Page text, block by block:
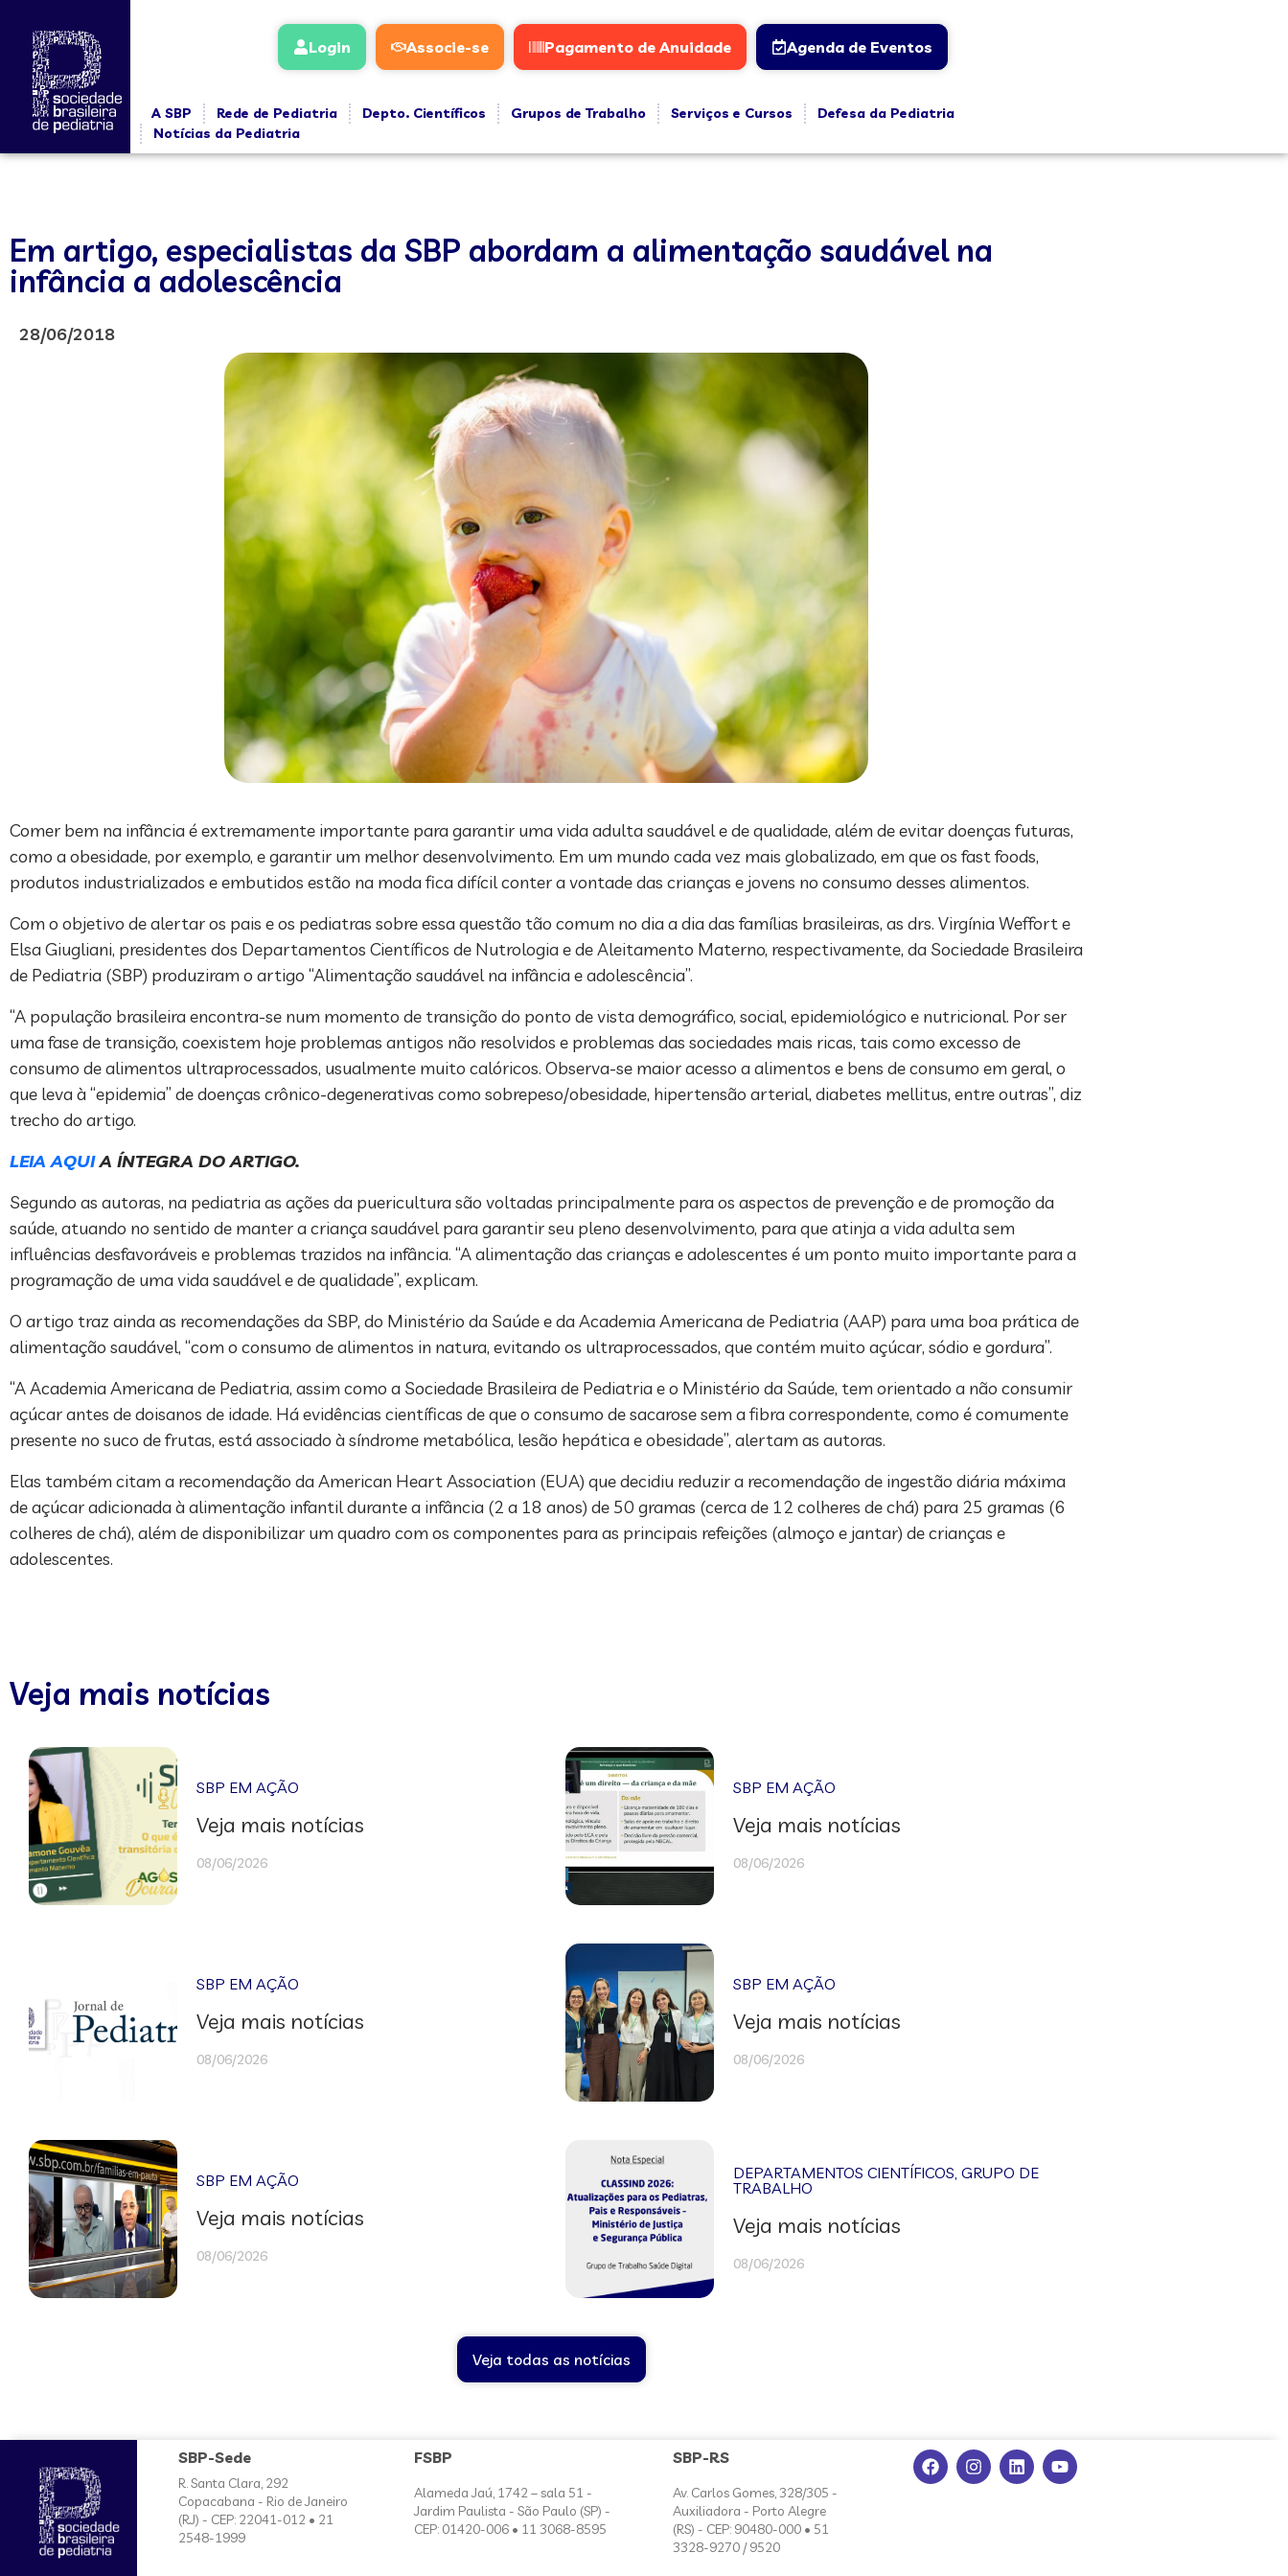
Login Associe-se Pagamento de Anuidade Agenda de Eventos
A SBP Rede de Pediatria Depto. Científicos Grupos de Trabalho Serviços e Cursos
Defesa da Pediatria
Notícias da Pediatria
Em artigo, especialistas da SBP abordam a alimentação saudável na
infância a adolescência
28/06/2018
Comer bem na infância é extremamente importante para garantir uma vida adulta saudável e de qualidade, além de evitar doenças futuras,
como a obesidade, por exemplo, e garantir um melhor desenvolvimento. Em um mundo cada vez mais globalizado, em que os fast foods,
produtos industrializados e embutidos estão na moda fica difícil conter a vontade das crianças e jovens no consumo desses alimentos.
Com o objetivo de alertar os pais e os pediatras sobre essa questão tão comum no dia a dia das famílias brasileiras, as drs. Virgínia Weffort e
Elsa Giugliani, presidentes dos Departamentos Científicos de Nutrologia e de Aleitamento Materno, respectivamente, da Sociedade Brasileira
de Pediatria (SBP) produziram o artigo “Alimentação saudável na infância e adolescência”.
“A população brasileira encontra-se num momento de transição do ponto de vista demográfico, social, epidemiológico e nutricional. Por ser
uma fase de transição, coexistem hoje problemas antigos não resolvidos e problemas das sociedades mais ricas, tais como excesso de
consumo de alimentos ultraprocessados, usualmente muito calóricos. Observa-se maior acesso a alimentos e bens de consumo em geral, o
que leva à “epidemia” de doenças crônico-degenerativas como sobrepeso/obesidade, hipertensão arterial, diabetes mellitus, entre outras”, diz
trecho do artigo.
LEIA AQUIA ÍNTEGRA DO ARTIGO.
Segundo as autoras, na pediatria as ações da puericultura são voltadas principalmente para os aspectos de prevenção e de promoção da
saúde, atuando no sentido de manter a criança saudável para garantir seu pleno desenvolvimento, para que atinja a vida adulta sem
influências desfavoráveis e problemas trazidos na infância. “A alimentação das crianças e adolescentes é um ponto muito importante para a
programação de uma vida saudável e de qualidade”, explicam.
O artigo traz ainda as recomendações da SBP, do Ministério da Saúde e da Academia Americana de Pediatria (AAP) para uma boa prática de
alimentação saudável, “com o consumo de alimentos in natura, evitando os ultraprocessados, que contém muito açúcar, sódio e gordura”.
“A Academia Americana de Pediatria, assim como a Sociedade Brasileira de Pediatria e o Ministério da Saúde, tem orientado a não consumir
açúcar antes de doisanos de idade. Há evidências científicas de que o consumo de sacarose sem a fibra correspondente, como é comumente
presente no suco de frutas, está associado à síndrome metabólica, lesão hepática e obesidade”, alertam as autoras.
Elas também citam a recomendação da American Heart Association (EUA) que decidiu reduzir a recomendação de ingestão diária máxima
de açúcar adicionada à alimentação infantil durante a infância (2 a 18 anos) de 50 gramas (cerca de 12 colheres de chá) para 25 gramas (6
colheres de chá), além de disponibilizar um quadro com os componentes para as principais refeições (almoço e jantar) de crianças e
adolescentes.
Veja mais notícias
SBP EM AÇÃO
Veja mais notícias
08/06/2026
SBP EM AÇÃO
Veja mais notícias
08/06/2026
SBP EM AÇÃO
Veja mais notícias
08/06/2026
SBP EM AÇÃO
Veja mais notícias
08/06/2026
SBP EM AÇÃO
Veja mais notícias
08/06/2026
DEPARTAMENTOS CIENTÍFICOS ,GRUPO DE
TRABALHO
Veja mais notícias
08/06/2026
Veja todas as notícias
SBP-Sede
R. Santa Clara, 292
Copacabana - Rio de Janeiro
(RJ) - CEP: 22041-012 • 21
2548-1999
FSBP
Alameda Jaú, 1742 – sala 51 -
Jardim Paulista - São Paulo (SP) -
CEP: 01420-006 • 11 3068-8595
SBP-RS
Av. Carlos Gomes, 328/305 -
Auxiliadora - Porto Alegre
(RS) - CEP: 90480-000 • 51
3328-9270 / 9520